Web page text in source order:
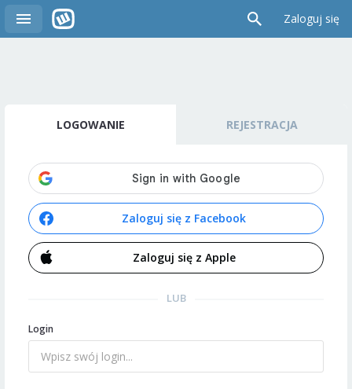
Zaloguj się
LOGOWANIE REJESTRACJA
Zaloguj się z Facebook
Zaloguj się z Apple
LUB
Login